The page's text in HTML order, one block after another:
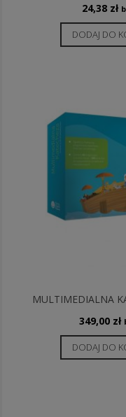
24,38 zł
DODAJ DO
MULTIMEDIALNA
349,00 zł
DODAJ DO